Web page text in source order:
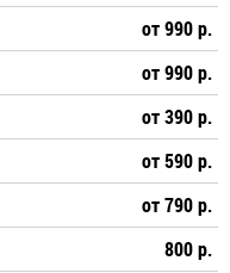
от 990 р.
от 990 р.
от 390 р.
от 590 р.
от 790 р.
800 р.